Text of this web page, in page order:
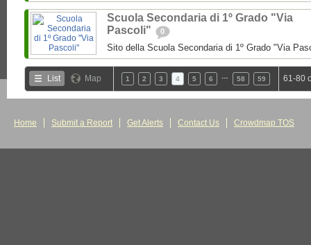
Scuola Secondaria di 1º Grado "Via
Pascoli"
0
Sito della Scuola Secondaria di 1º Grado "Via
List Map 1 2 3 4 5 6 58 59 61-80
Home Submit a Report Get Alerts Contact Us Crowdmap TOS